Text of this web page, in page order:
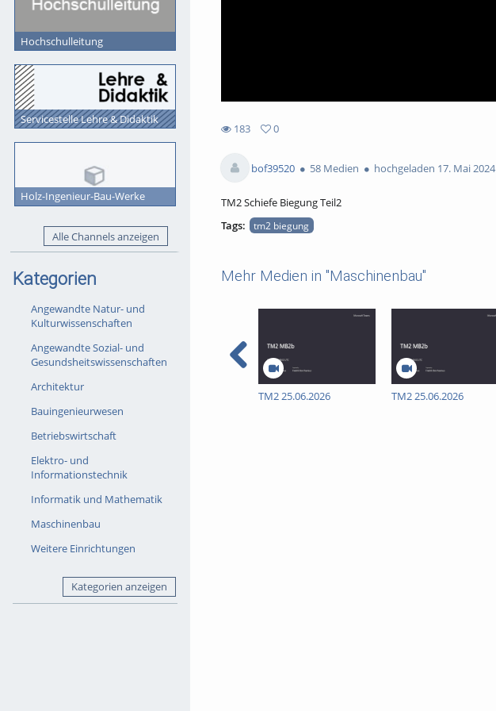
Hochschulleitung
Servicestelle Lehre & Didaktik
Holz-Ingenieur-Bau-Werke
Alle Channels anzeigen
Kategorien
Angewandte Natur- und
Kulturwissenschaften
Angewandte Sozial- und
Gesundsheitswissenschaften
Architektur
Bauingenieurwesen
Betriebswirtschaft
Elektro- und
Informationstechnik
Informatik und Mathematik
Maschinenbau
Weitere Einrichtungen
Kategorien anzeigen
183
views
0
favorites
bof39520
58 Medien hochgeladen 17. Mai 2024
TM2 Schiefe Biegung Teil2
Tags:
tm2 biegung
Mehr Medien in "Maschinenbau"
TM2 25.06.2026 TM2 25.06.2026